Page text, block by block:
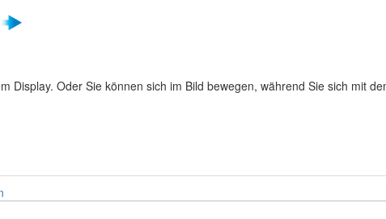
Display. Oder Sie können sich im Bild bewegen, während Sie sich mit